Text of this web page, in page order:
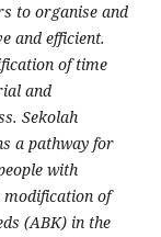
to organise and
and efficient.
of time
and
Sekolah
a pathway for
with
of
(ABK) in the